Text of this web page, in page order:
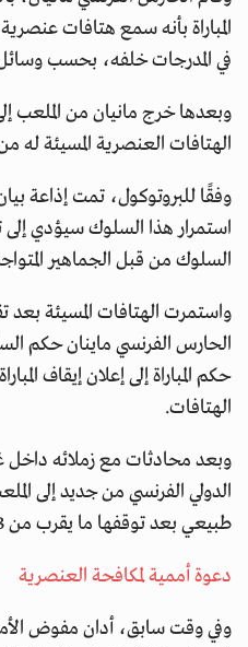
المباراة بأنه سمع هتافات
في المدرجات خلفه، بحسب وسائل
وبعدها خرج مانيان من الملعب
الهتافات العنصرية المسيئة له
وفقًا للبروتوكول، تمت إذاعة
استمرار هذا السلوك سيؤدي إلى
السلوك من قبل الجماهير
الحارس الفرنسي ماينان حكم
حكم المباراة إلى إعلان إيقاف
الهتافات.
وبعد محادثات مع زملائه داخل
الدولي الفرنسي من جديد إلى
طبيعي بعد توقفها ما يقرب من 3 دقائق.
دعوة أممية لمكافحة العنصرية
وفي وقت سابق، أدان مفوض